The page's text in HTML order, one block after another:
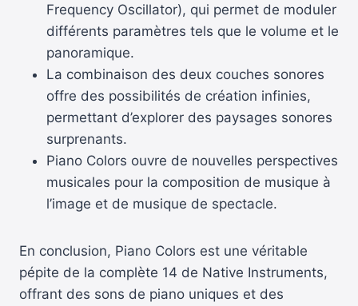
Frequency Oscillator), qui permet de moduler
différents paramètres tels que le volume et le
panoramique.
La combinaison des deux couches sonores
offre des possibilités de création infinies,
permettant d’explorer des paysages sonores
surprenants.
Piano Colors ouvre de nouvelles perspectives
musicales pour la composition de musique à
l’image et de musique de spectacle.
En conclusion, Piano Colors est une véritable
pépite de la complète 14 de Native Instruments,
offrant des sons de piano uniques et des